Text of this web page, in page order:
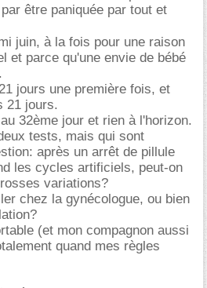
être paniquée par tout et
juin, à la fois pour une raison
et parce qu'une envie de bébé
jours une première fois, et
21 jours.
32ème jour et rien à l'horizon.
tests, mais qui sont
après un arrêt de pillule
les cycles artificiels, peut-on
variations?
chez la gynécologue, ou bien
(et mon compagnon aussi
quand mes règles